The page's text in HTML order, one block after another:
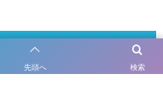
検索
先頭へ